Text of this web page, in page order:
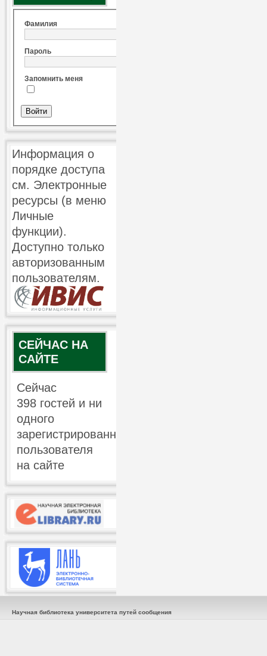
Фамилия
Пароль
Запомнить меня
Информация о
порядке доступа
см. Электронные
ресурсы (в меню
Личные
функции).
Доступно только
авторизованным
пользователям.
СЕЙЧАС НА
САЙТЕ
Сейчас
398 гостей и ни
одного
зарегистрированного
пользователя
на сайте
Научная библиотека университета путей сообщения